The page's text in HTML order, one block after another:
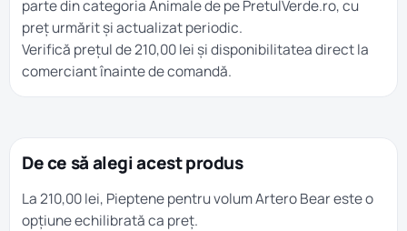
parte din categoriaAnimalede pe PretulVerde.ro, cu
preț urmărit și actualizat periodic.
Verifică prețul de 210,00 lei și disponibilitatea direct la
comerciant înainte de comandă.
De ce să alegi acest produs
La 210,00 lei, Pieptene pentru volum Artero Bear este o
opțiune echilibrată ca preț.